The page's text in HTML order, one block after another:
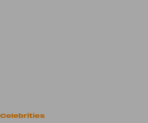
Celebrities